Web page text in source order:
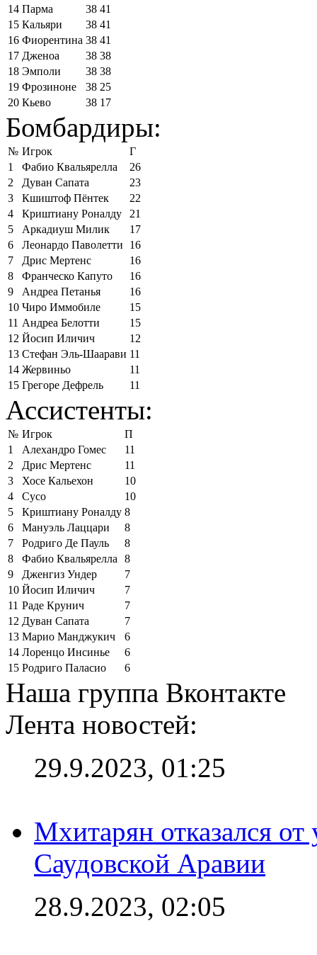
14 Парма 38 41
15 Кальяри 38 41
16 Фиорентина 38 41
17 Дженоа 38 38
18 Эмполи 38 38
19 Фрозиноне 38 25
20 Кьево 38 17
Бомбардиры:
№ Игрок
Г
1
Фабио Квальярелла
26
2
Дуван Сапата
23
3
Кшиштоф Пёнтек
22
4
Криштиану Роналду
21
5
Аркадиуш Милик
17
6
Леонардо Паволетти
16
7
Дрис Мертенс
16
8
Франческо Капуто
16
9
Андреа Петанья
16
10 Чиро Иммобиле
15
11 Андреа Белотти
15
12 Йосип Иличич
12
13 Стефан Эль-Шаарави 11
14 Жервиньо
11
15 Грегоре Дефрель 11
Ассистенты:
№ Игрок
П
1
Алехандро Гомес
11
2
Дрис Мертенс
11
3
Хосе Кальехон
10
4
Сусо
10
5
Криштиану Роналду 8
6
Мануэль Лаццари
8
7
Родриго Де Пауль
8
8
Фабио Квальярелла
8
9
Дженгиз Ундер
7
10 Йосип Иличич
7
11 Раде Крунич
7
12 Дуван Сапата
7
13 Марио Манджукич
6
14 Лоренцо Инсинье
6
15 Родриго Паласио 6
Наша группа Вконтакте
Лента новостей:
29.9.2023, 01:25
Мхитарян отказался от
Саудовской Аравии
28.9.2023, 02:05